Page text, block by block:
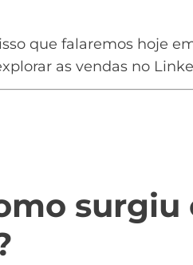
que falaremos hoje
as vendas no
surgiu